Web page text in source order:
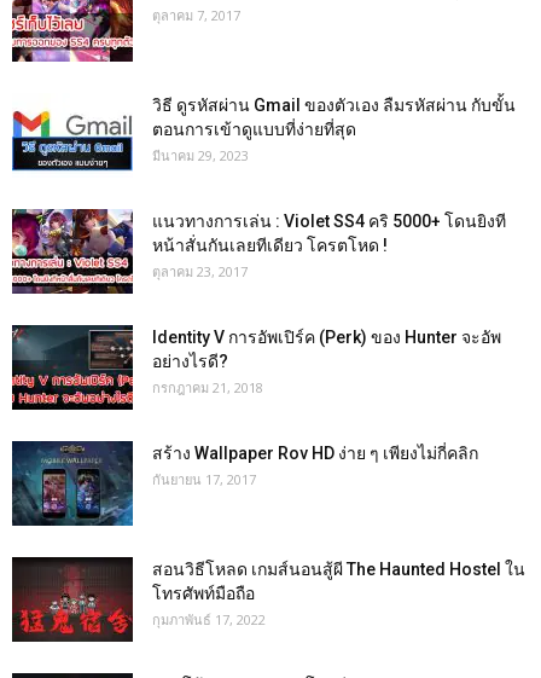
ตุลาคม 7, 2017
วิธี ดูรหัสผ่าน Gmail ของตัวเอง ลืมรหัสผ่าน กับขั้น
ตอนการเข้าดูแบบที่ง่ายที่สุด
มีนาคม 29, 2023
แนวทางการเล่น : Violet SS4 คริ 5000+ โดนยิงที
หน้าสั่นกันเลยทีเดียว โครตโหด !
ตุลาคม 23, 2017
Identity V การอัพเปิร์ค (Perk) ของ Hunter จะอัพ
อย่างไรดี?
กรกฎาคม 21, 2018
สร้าง Wallpaper Rov HD ง่าย ๆ เพียงไม่กี่คลิก
กันยายน 17, 2017
สอนวิธีโหลด เกมส์นอนสู้ผี The Haunted Hostel ใน
โทรศัพท์มือถือ
กุมภาพันธ์ 17, 2022